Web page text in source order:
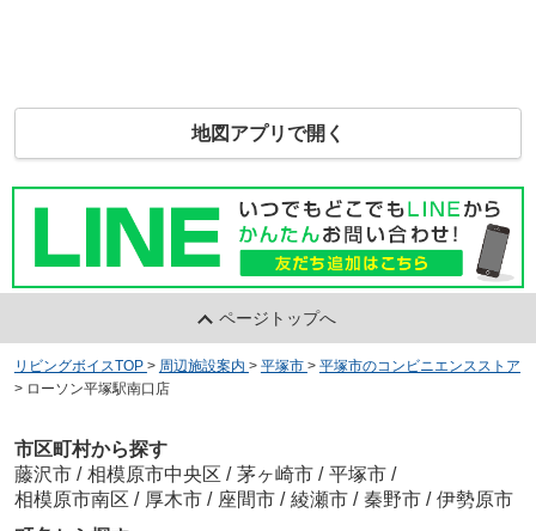
地図アプリで開く
ページトップへ
リビングボイスTOP > 周辺施設案内 > 平塚市 > 平塚市のコンビニエンスストア
> ローソン平塚駅南口店
市区町村から探す
藤沢市 / 相模原市中央区 / 茅ヶ崎市 / 平塚市 /
相模原市南区 / 厚木市 / 座間市 / 綾瀬市 / 秦野市 / 伊勢原市